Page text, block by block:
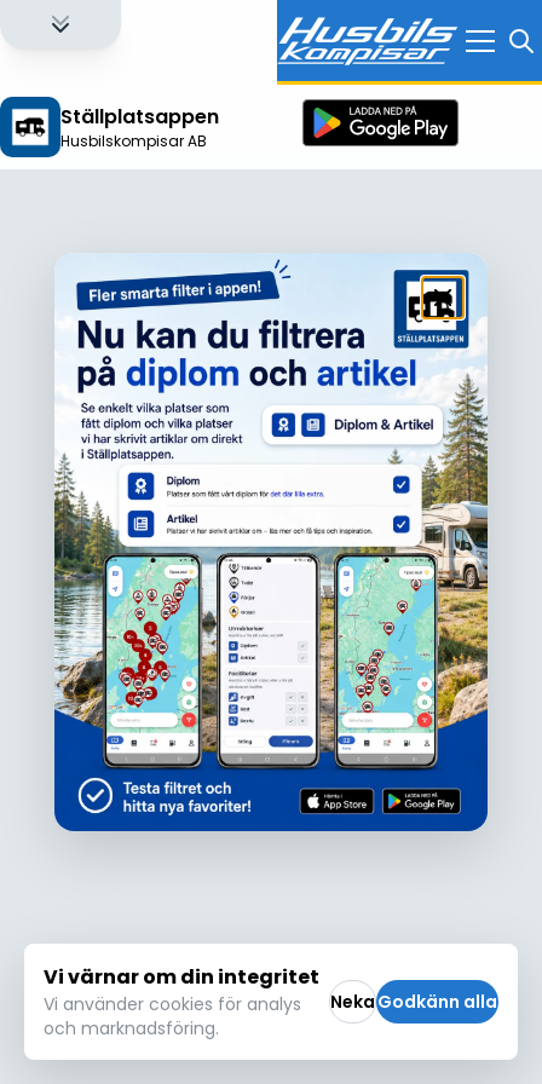
Ställplatsappen
Husbilskompisar AB
Ojdå!
Den här platsen hittades inte eller kunde
inte läsas in korrekt. Vänligen försök igen
Försök igen
Logga in för att få full tillgång till alla funktioner!
Vi värnar om din integritet
Vi använder cookies för analys
och marknadsföring.
NekaGodkänn alla